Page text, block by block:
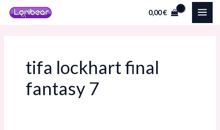
Aller
0,00€
tifa lockhart final
fantasy 7